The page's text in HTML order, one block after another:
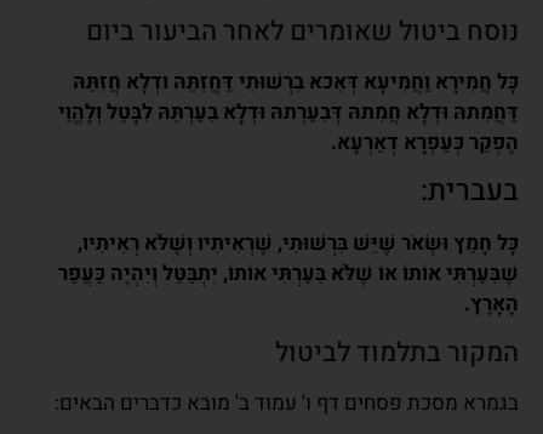
נוסח ביטול שאומרים לאחר הביעור ביום
כָּל חֲמִירָא וַחֲמִיעָא דְּאִכא בִרְשׁוּתִי דַּחֲזִתֵּהּ ודְלָא חֲזִתֵּהּ
דַּחֲמִתהּ וּדְלָא חֲמִתהּ דְּבִעַרְתהּ וּדְלָא בִעַרְתֵּהּ לִבָּטֵל וְלֶהֱוֵי
הֶפְקֵר כְּעַפְרָא דְאַרְעָא.
בעברית:
כָּל חָמֵץ וּשְׂאֹר שֶׁיֵּשׁ בִּרְשׁוּתִי, שֶׁרְאִיתִיו וְשֶׁלֹּא רְאִיתִיו,
שֶׁבִּעַרְתִּי אוֹתוֹ אוֹ שֶׁלֹּא בִּעַרְתִּי אוֹתוֹ, יִתְבַּטֵּל וְיִהְיֶה כַּעֲפַר
הָאָרֶץ.
המקור בתלמוד לביטול
בגמרא מסכת פסחים דף ו' עמוד ב' מובא כדברים הבאים: